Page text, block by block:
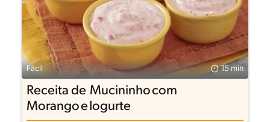
Fácil 15 min
Receita de Mucininho com
Morango e Iogurte